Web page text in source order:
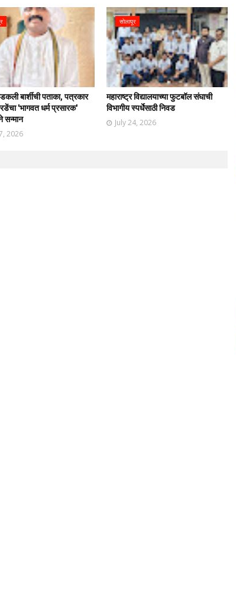
बार्शीची पताका, पत्रकार
'भागवत धर्म प्रसारक'
सन्मान
2026
सोलापूर
महाराष्ट्र विद्यालयाच्या फुटबॉल संघाची
विभागीय स्पर्धेसाठी निवड
July 24, 2026